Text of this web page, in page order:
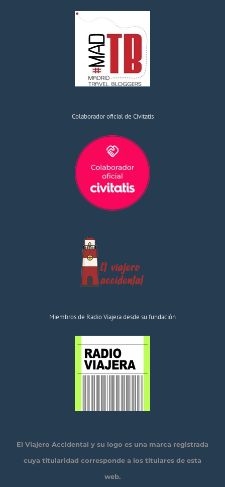
Colaborador oficial de Civitatis
Miembros de Radio Viajera desde su fundación
El Viajero Accidental y su logo es una marca registrada
cuya titularidad corresponde a los titulares de esta
web.